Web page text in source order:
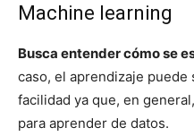
Machine learning
Busca entender cómo se
caso, el aprendizaje puede
facilidad ya que, en
para aprender de datos.